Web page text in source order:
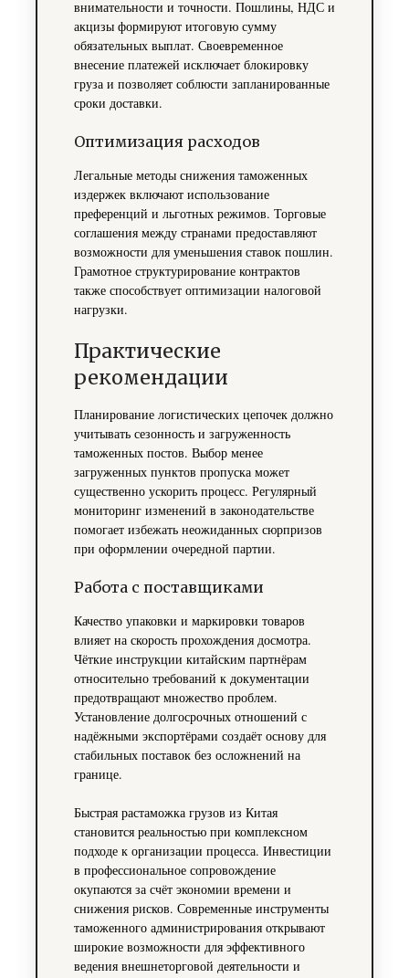
внимательности и точности. Пошлины, НДС и
акцизы формируют итоговую сумму
обязательных выплат. Своевременное
внесение платежей исключает блокировку
груза и позволяет соблюсти запланированные
сроки доставки.
Оптимизация расходов
Легальные методы снижения таможенных
издержек включают использование
преференций и льготных режимов. Торговые
соглашения между странами предоставляют
возможности для уменьшения ставок пошлин.
Грамотное структурирование контрактов
также способствует оптимизации налоговой
нагрузки.
Практические
рекомендации
Планирование логистических цепочек должно
учитывать сезонность и загруженность
таможенных постов. Выбор менее
загруженных пунктов пропуска может
существенно ускорить процесс. Регулярный
мониторинг изменений в законодательстве
помогает избежать неожиданных сюрпризов
при оформлении очередной партии.
Работа с поставщиками
Качество упаковки и маркировки товаров
влияет на скорость прохождения досмотра.
Чёткие инструкции китайским партнёрам
относительно требований к документации
предотвращают множество проблем.
Установление долгосрочных отношений с
надёжными экспортёрами создаёт основу для
стабильных поставок без осложнений на
границе.
Быстрая растаможка грузов из Китая
становится реальностью при комплексном
подходе к организации процесса. Инвестиции
в профессиональное сопровождение
окупаются за счёт экономии времени и
снижения рисков. Современные инструменты
таможенного администрирования открывают
широкие возможности для эффективного
ведения внешнеторговой деятельности и